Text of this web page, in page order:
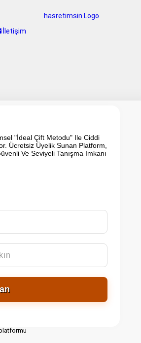
İletişim
"İdeal Çift Metodu" Ile Ciddi
Ücretsiz Üyelik Sunan Platform,
Ve Seviyeli Tanışma Imkanı